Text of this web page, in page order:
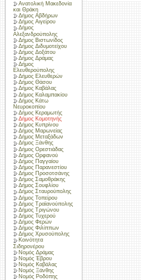
Ανατολική Μακεδονία
και Θράκη
Δήμος Αβδήρων
Δήμος Αιγείρου
Δήμος
Αλεξανδρούπολης
Δήμος Βιστωνίδος
Δήμος Διδυμοτείχου
Δήμος Δοξάτου
Δήμος Δράμας
Δήμος
Ελευθερούπολης
Δήμος Ελευθερών
Δήμος Θάσου
Δήμος Καβάλας
Δήμος Καλαμπακίου
Δήμος Κάτω
Νευροκοπίου
Δήμος Κεραμωτής
Δήμος Κομοτηνής
Δήμος Κυπρίνου
Δήμος Μαρωνείας
Δήμος Μεταξάδων
Δήμος Ξάνθης
Δήμος Ορεστιάδας
Δήμος Ορφανού
Δήμος Παγγαίου
Δήμος Παρανεστίου
Δήμος Προσοτσάνης
Δήμος Σαμοθράκης
Δήμος Σουφλίου
Δήμος Σταυρούπολης
Δήμος Τοπείρου
Δήμος Τραϊανούπολης
Δήμος Τριγώνου
Δήμος Τυχερού
Δήμος Φερών
Δήμος Φιλίππων
Δήμος Χρυσούπολης
Κοινότητα
Σιδηρονέρου
Νομός Δράμας
Νομός Έβρου
Νομός Καβάλας
Νομός Ξάνθης
Νομός Ροδόπης